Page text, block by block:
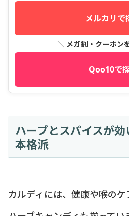
メルカリで
＼ メガ割・クーポン
Qoo10で
ハーブとスパイスが
本格派
カルディには、健康や喉の